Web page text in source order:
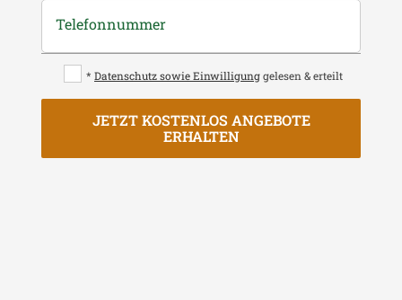
Telefonnummer
* Datenschutz sowie Einwilligung gelesen & erteilt
JETZT KOSTENLOS ANGEBOTE
ERHALTEN